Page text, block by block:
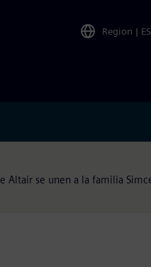
Region | ES
Altair se unen a la familia